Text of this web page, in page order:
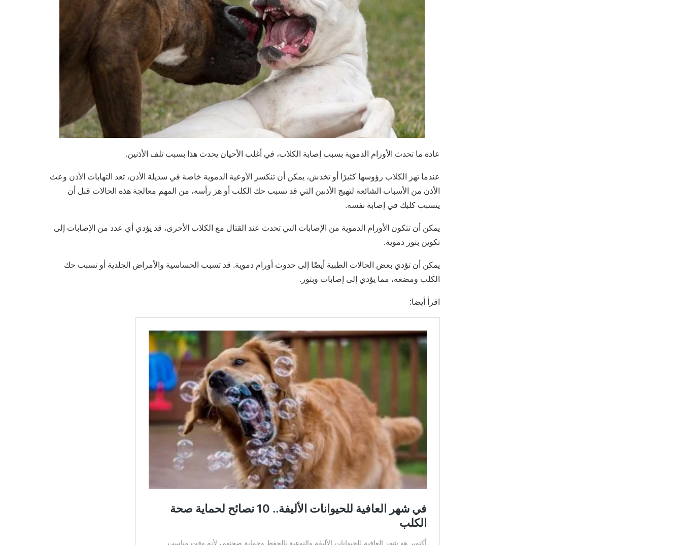
عادة ما تحدث الأورام الدموية بسبب إصابة الكلاب، في أغلب الأحيان يحدث هذا بسبب تلف الأذنين.
عندما تهز الكلاب رؤوسها كثيرًا أو تخدش، يمكن أن تنكسر الأوعية الدموية خاصة في سديلة الأذن، تعد التهابات الأذن وعث
الأذن من الأسباب الشائعة لتهيج الأذنين التي قد تسبب حك الكلب أو هز رأسه، من المهم معالجة هذه الحالات قبل أن
يتسبب كلبك في إصابة نفسه.
يمكن أن تتكون الأورام الدموية من الإصابات التي تحدث عند القتال مع الكلاب الأخرى، قد يؤدي أي عدد من الإصابات إلى
تكوين بثور دموية.
يمكن أن تؤدي بعض الحالات الطبية أيضًا إلى حدوث أورام دموية. قد تسبب الحساسية والأمراض الجلدية أو تسبب حك
الكلب ومضغه، مما يؤدي إلى إصابات وبثور.
اقرأ أيضا: